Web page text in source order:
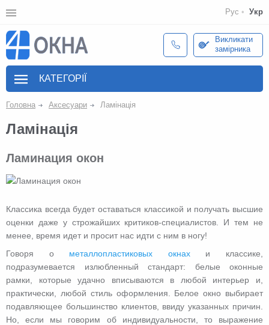
Рус Укр
Викликати
замірника
КАТЕГОРІЇ
Головна Аксесуари Ламінація
Ламінація
Ламинация окон
Классика всегда будет оставаться классикой и получать высшие
оценки даже у строжайших критиков-специалистов. И тем не
менее, время идет и просит нас идти с ним в ногу!
Говоря о металлопластиковых окнахи классике,
подразумевается излюбленный стандарт: белые оконные
рамки, которые удачно вписываются в любой интерьер и,
практически, любой стиль оформления. Белое окно выбирает
подавляющее большинство клиентов, ввиду указанных причин.
Но, если мы говорим об индивидуальности, то выражение